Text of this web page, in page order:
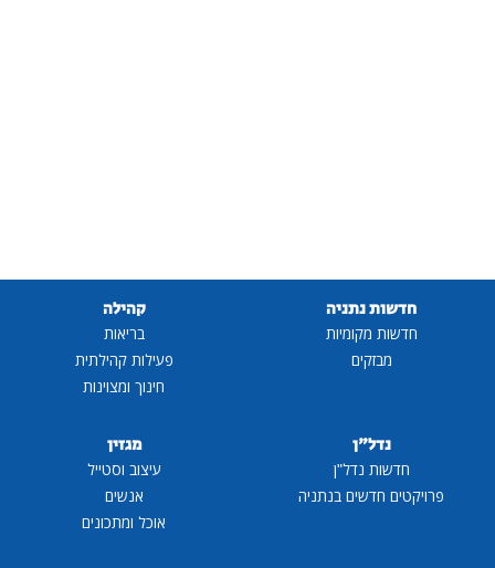
חדשות נתניה
חדשות מקומיות
מבזקים
קהילה
בריאות
פעילות קהילתית
חינוך ומצוינות
נדל"ן
חדשות נדל"ן
פרויקטים חדשים בנתניה
מגזין
עיצוב וסטייל
אנשים
אוכל ומתכונים